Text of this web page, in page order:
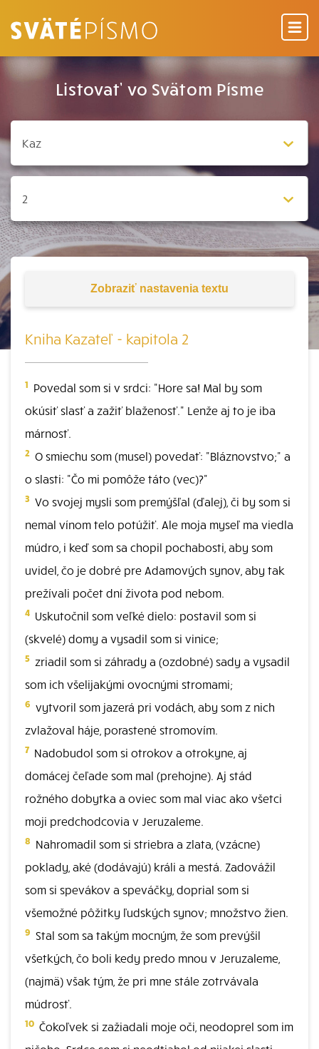
Listovať vo Svätom Písme
Zobraziť nastavenia textu
Kniha Kazateľ - kapitola 2
1 Povedal som si v srdci: "Hore sa! Mal by som
okúsiť slasť a zažiť blaženosť." Lenže aj to je iba
márnosť.
2 O smiechu som (musel) povedať: "Bláznovstvo;" a
o slasti: "Čo mi pomôže táto (vec)?"
3 Vo svojej mysli som premýšľal (ďalej), či by som si
nemal vínom telo potúžiť. Ale moja myseľ ma viedla
múdro, i keď som sa chopil pochabosti, aby som
uvidel, čo je dobré pre Adamových synov, aby tak
prežívali počet dní života pod nebom.
4 Uskutočnil som veľké dielo: postavil som si
(skvelé) domy a vysadil som si vinice;
5 zriadil som si záhrady a (ozdobné) sady a vysadil
som ich všelijakými ovocnými stromami;
6 vytvoril som jazerá pri vodách, aby som z nich
zvlažoval háje, porastené stromovím.
7 Nadobudol som si otrokov a otrokyne, aj
domácej čeľade som mal (prehojne). Aj stád
rožného dobytka a oviec som mal viac ako všetci
moji predchodcovia v Jeruzaleme.
8 Nahromadil som si striebra a zlata, (vzácne)
poklady, aké (dodávajú) králi a mestá. Zadovážil
som si spevákov a speváčky, doprial som si
všemožné pôžitky ľudských synov; množstvo žien.
9 Stal som sa takým mocným, že som prevýšil
všetkých, čo boli kedy predo mnou v Jeruzaleme,
(najmä) však tým, že pri mne stále zotrvávala
múdrosť.
10 Čokoľvek si zažiadali moje oči, neodoprel som im